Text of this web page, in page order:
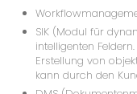
SIK (Modul für
intelligenten
Erstellung von
kann durch den